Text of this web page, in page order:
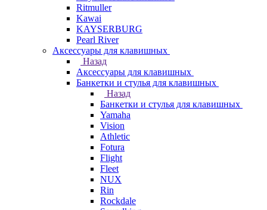
Ritmuller
Kawai
KAYSERBURG
Pearl River
Аксессуары для клавишных
Назад
Аксессуары для клавишных
Банкетки и стулья для клавишных
Назад
Банкетки и стулья для клавишных
Yamaha
Vision
Athletic
Fotura
Flight
Fleet
NUX
Rin
Rockdale